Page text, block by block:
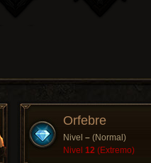
Orfebre
Nivel – (Normal)
Nivel 12 (Extremo)